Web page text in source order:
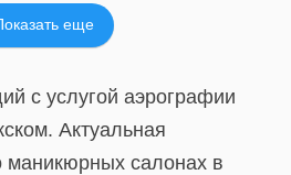
еще
с услугой аэрографии
Актуальная
салонах в